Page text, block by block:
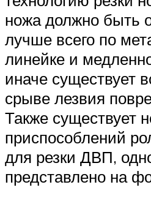
ножа должно быть
лучше всего по
линейке и
иначе существует
срыве лезвия
Также существует
приспособлений
для резки ДВП,
представлено на